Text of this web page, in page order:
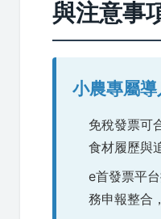
與注意事
小農專屬
免稅發票可
食材履歷與
e首發票平
務申報整合